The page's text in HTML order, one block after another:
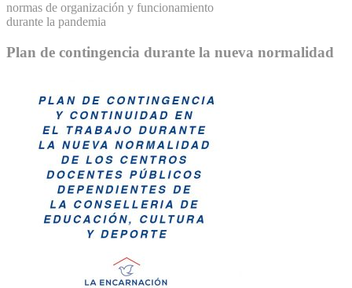
normas de organización y funcionamiento
durante la pandemia
Plan de contingencia durante la nueva normalidad